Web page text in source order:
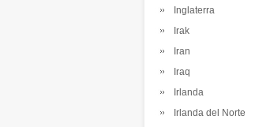
Inglaterra
Irak
Iran
Iraq
Irlanda
Irlanda del Norte